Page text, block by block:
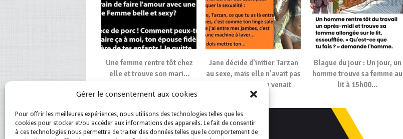
Gérer le consentement aux cookies
Pour offrir les meilleures expériences, nous utilisons des technologies telles que les
cookies pour stocker et/ou accéder aux informations des appareils. Le fait de consentir
à ces technologies nous permettra de traiter des données telles que le comportement de
Une femme rentre tôt chez
elle et trouve son mari…
Jane décide d’initier Tarzan
au sexe, mais elle n’avait pas
prévu ce qui s’en venait
Blague du jour : Un jour, un
homme trouve sa femme au
lit à 15h00…